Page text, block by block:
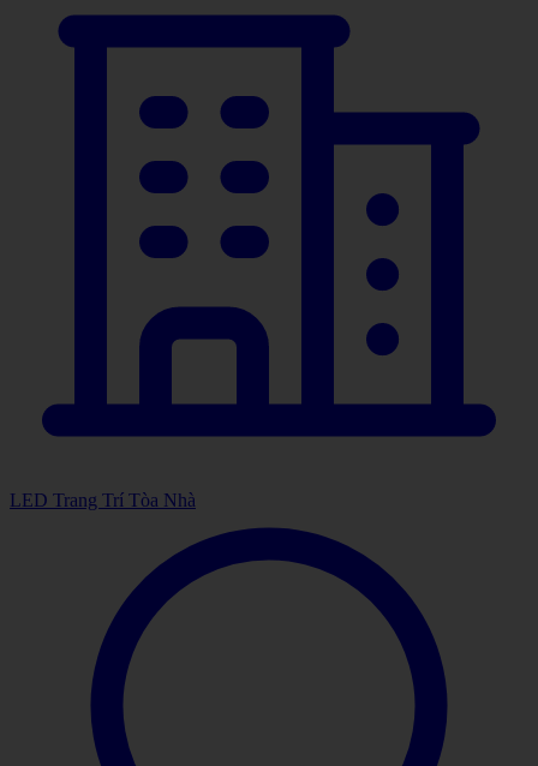
LED Trang Trí Tòa Nhà